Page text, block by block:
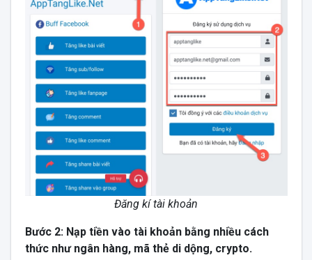
Đăng kí tài khoản
Bước 2: Nạp tiền vào tài khoản bằng nhiều cách
thức như ngân hàng, mã thẻ di dộng, crypto.